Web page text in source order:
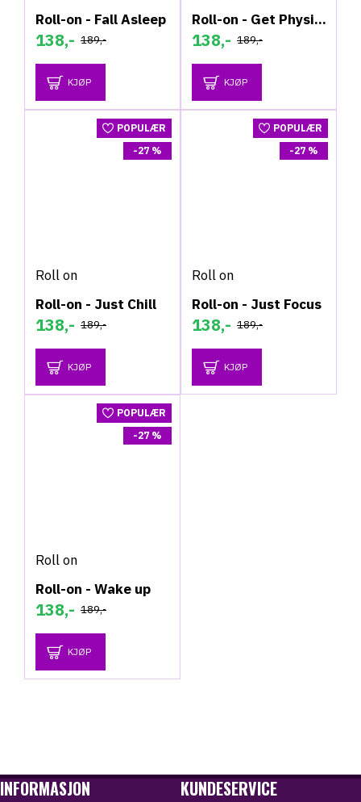
Roll-on - Fall Asleep
138,- 189,-
KJØP
Roll-on - Get Physical
138,- 189,-
KJØP
POPULÆR
-27 %
Roll on
Roll-on - Just Chill
138,- 189,-
KJØP
POPULÆR
-27 %
Roll on
Roll-on - Just Focus
138,- 189,-
KJØP
POPULÆR
-27 %
Roll on
Roll-on - Wake up
138,- 189,-
KJØP
INFORMASJON KUNDESERVICE